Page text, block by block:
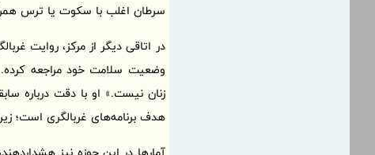
سرطان اغلب با سکوت یا ترس
در اتاقی دیگر از مرکز، روایت
وضعیت سلامت خود مراجعه
زنان نیست.» او با دقت درباره
هدف برنامه‌های غربالگری است؛